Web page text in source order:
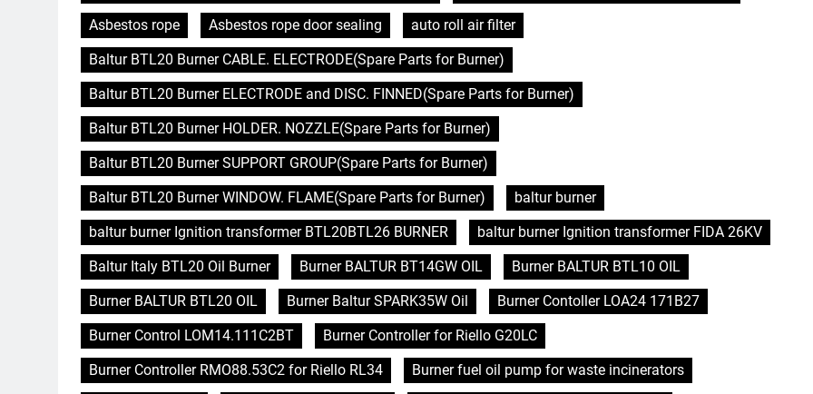
Asbestos rope
Asbestos rope door sealing
auto roll air filter
Baltur BTL20 Burner CABLE. ELECTRODE(Spare Parts for Burner)
Baltur BTL20 Burner ELECTRODE and DISC. FINNED(Spare Parts for Burner)
Baltur BTL20 Burner HOLDER. NOZZLE(Spare Parts for Burner)
Baltur BTL20 Burner SUPPORT GROUP(Spare Parts for Burner)
Baltur BTL20 Burner WINDOW. FLAME(Spare Parts for Burner)
baltur burner
baltur burner Ignition transformer BTL20BTL26 BURNER
baltur burner Ignition transformer FIDA 26KV
Baltur Italy BTL20 Oil Burner
Burner BALTUR BT14GW OIL
Burner BALTUR BTL10 OIL
Burner BALTUR BTL20 OIL
Burner Baltur SPARK35W Oil
Burner Contoller LOA24 171B27
Burner Control LOM14.111C2BT
Burner Controller for Riello G20LC
Burner Controller RMO88.53C2 for Riello RL34
Burner fuel oil pump for waste incinerators